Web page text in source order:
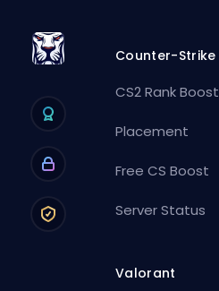
Counter-Strike
CS2 Rank Boost
Placement
Free CS Boost
Server Status
Valorant